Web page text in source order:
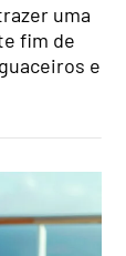
uma
fim de
e